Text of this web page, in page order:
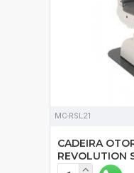
MC-RSL21
CADEIRA
REVOLUTION